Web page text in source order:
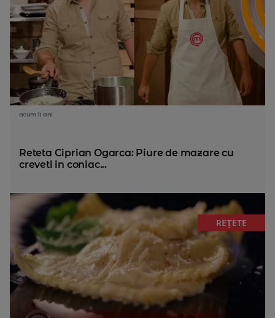
acum 11 ani
Reteta Ciprian Ogarca: Piure de mazare cu
creveti in coniac...
REȚETE